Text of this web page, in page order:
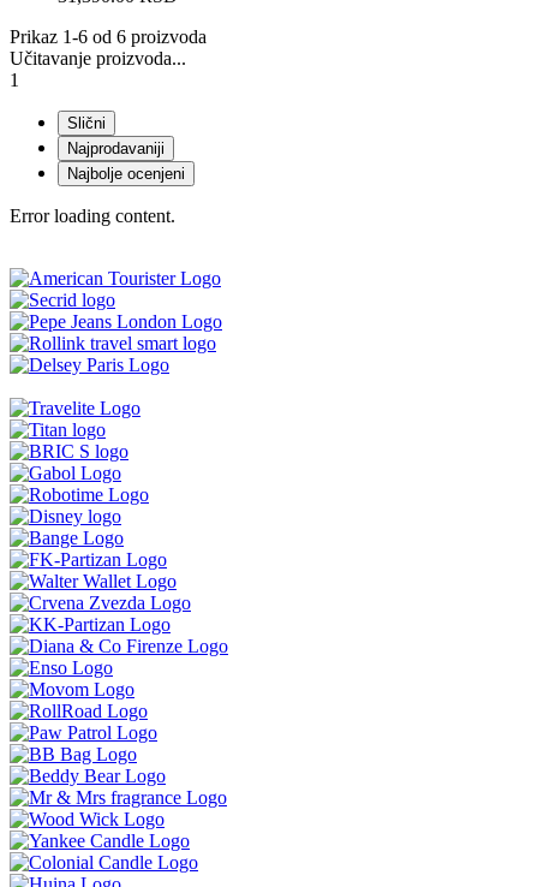
Prikaz 1-6 od 6 proizvoda
Učitavanje proizvoda...
1
Slični
Najprodavaniji
Najbolje ocenjeni
Error loading content.